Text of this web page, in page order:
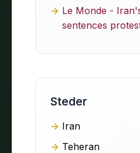
Le Monde -
sentences
Steder
Iran
Teheran